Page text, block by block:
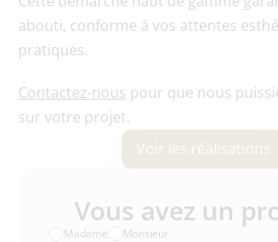
abouti, conforme à vos attentes
pratiques.
Contactez-nous pour que nous
sur votre projet.
Voir les réalisations
Vous avez un
Madame
Monsieur